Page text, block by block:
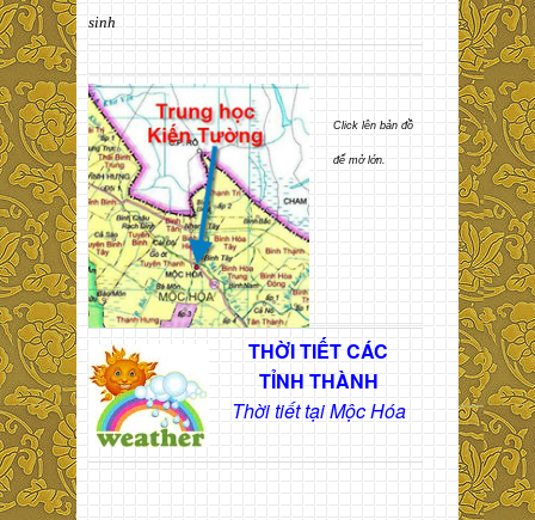
sinh
Click lên bản đồ
để mở lớn.
THỜI TIẾT CÁC
TỈNH THÀNH
Thời tiết tại Mộc Hóa